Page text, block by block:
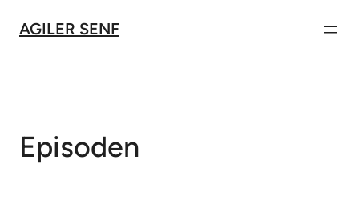
InhaltAGILER SENF
Episoden